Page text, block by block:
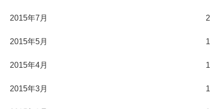
2015年7月 2
2015年5月 1
2015年4月 1
2015年3月 1